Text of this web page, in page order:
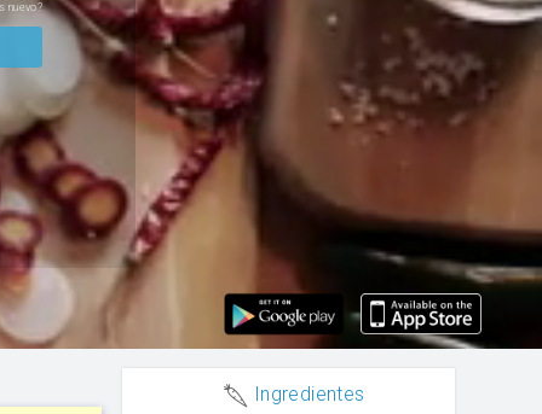
nuevo?
Ingredientes